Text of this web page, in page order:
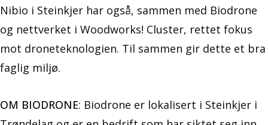
Nibio i Steinkjer har også, sammen med Biodrone
og nettverket i Woodworks! Cluster, rettet fokus
mot droneteknologien. Til sammen gir dette et bra
faglig miljø.
OM BIODRONE: Biodrone er lokalisert i Steinkjer i